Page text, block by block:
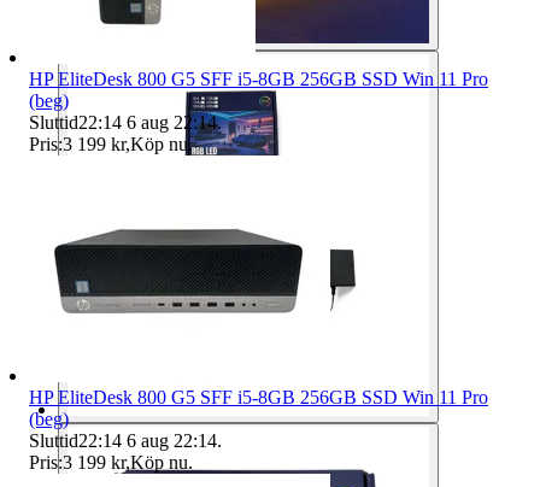
HP EliteDesk 800 G5 SFF i5-8GB 256GB SSD Win 11 Pro
(beg)
Sluttid22:14 6 aug 22:14.
Pris:3 199 kr,Köp nu.
HP EliteDesk 800 G5 SFF i5-8GB 256GB SSD Win 11 Pro
(beg)
Sluttid22:14 6 aug 22:14.
Pris:3 199 kr,Köp nu.